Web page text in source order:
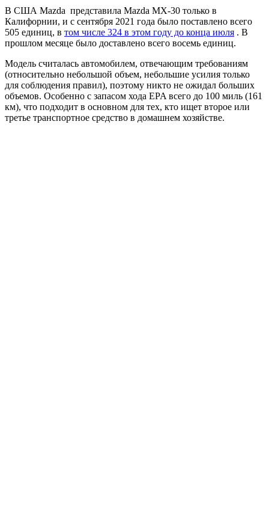
В США Mazda представила Mazda MX-30 только в
Калифорнии, и с сентября 2021 года было поставлено всего
505 единиц, в том числе 324 в этом году до конца июля . В
прошлом месяце было доставлено всего восемь единиц.
Модель считалась автомобилем, отвечающим требованиям
(относительно небольшой объем, небольшие усилия только
для соблюдения правил), поэтому никто не ожидал больших
объемов. Особенно с запасом хода EPA всего до 100 миль (161
км), что подходит в основном для тех, кто ищет второе или
третье транспортное средство в домашнем хозяйстве.